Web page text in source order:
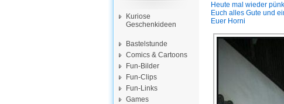
Kuriose
Geschenkideen
Bastelstunde
Comics & Cartoons
Fun-Bilder
Fun-Clips
Fun-Links
Games
Heute mal wieder
Euch alles Gute und
Euer Horni